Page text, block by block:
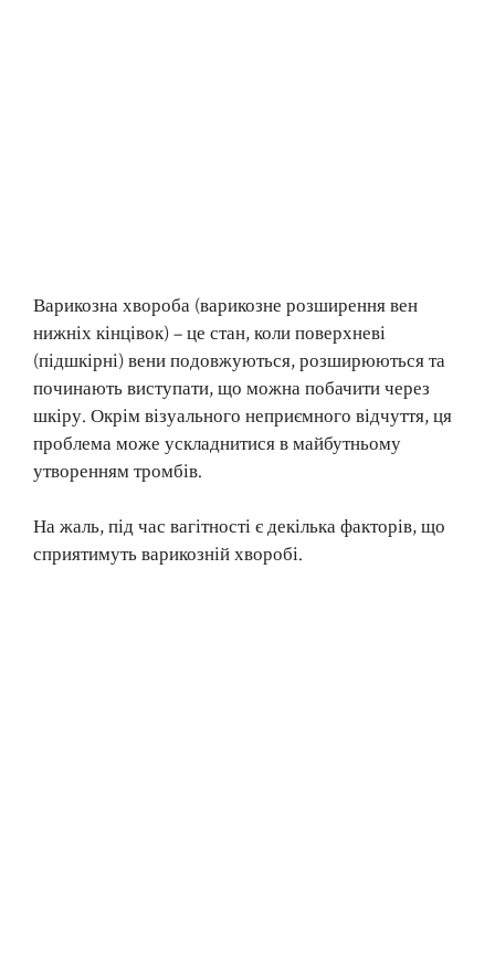
Варикозна хвороба (варикозне розширення вен
нижніх кінцівок) – це стан, коли поверхневі
(підшкірні) вени подовжуються, розширюються та
починають виступати, що можна побачити через
шкіру. Окрім візуального неприємного відчуття, ця
проблема може ускладнитися в майбутньому
утворенням тромбів.
На жаль, під час вагітності є декілька факторів, що
сприятимуть варикозній хворобі.